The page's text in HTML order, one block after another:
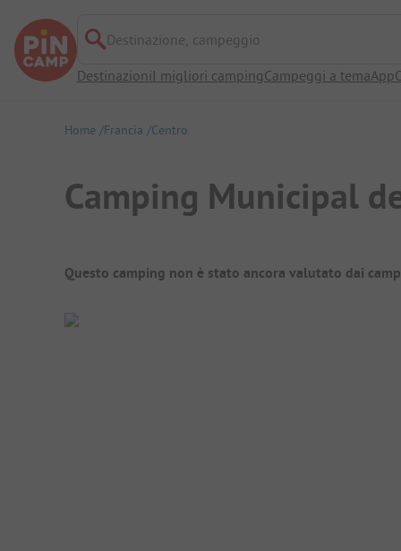
Destinazione, campeggio
DestinazioniI migliori campingCampeggi a temaApp
Home Francia Centro
Camping Municipal
Panoramica del campeggio
Questo camping non è stato ancora valutato dai